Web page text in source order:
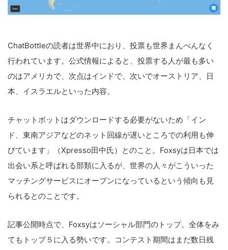
ChatBottleの読者は世界中におり、投票も世界まんべんなく
行われています。公式情報によると、投票する人が最も多い
のはアメリカで、次点はインドで、次いでオーストリア、日
本、イスラエルといった内容。
チャットボットはダウンロードする必要がないため「イン
ド、東南アジアなどのネット回線が遅いところでの利用も伸
びています」（Xpresso田中氏）とのこと。Foxsyは日本では
出会い系と呼ばれる部類に入るが、世界の人々がこういった
マッチングサービスにオープンになっているという傾向も見
られるとのことです。
記事公開時点で、Foxsyはソーシャル部門のトップ。全体をみ
てもトップ５に入る勢いです。コンテスト期間はまだ数日残